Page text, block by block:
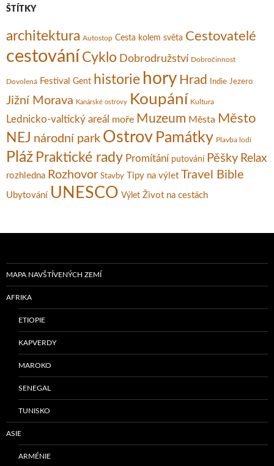
ŠTÍTKY
architektura Autostop Cesta kolem světa Cestovatelé
cestování Cyklo Dobrodružství Dobročinnost
Dovolená Festival Gent historie hory Hrad Indie Jezero
Jižní Morava Kanárské ostrovy Koupání Kultura
Lednicko-valtický areál moře Muzeum Města Město
NEJ národní park Ostrov Památky Plavba lodí
Pláž Praktické rady Promítání putování Pěšky Relax
rozhledna Rozhovor Stavby Tipy na výlet Travel Bible
Ubytování UNESCO Výlet Život na cestách
MAPA NAVŠTÍVENÝCH ZEMÍ
AFRIKA
ETIOPIE
KAPVERDY
MAROKO
SENEGAL
TUNISKO
ASIE
ARMÉNIE